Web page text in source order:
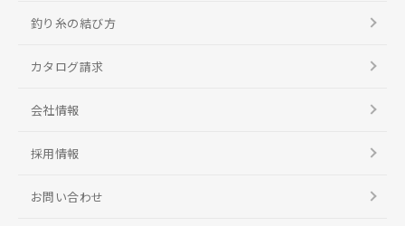
釣り糸の結び方
カタログ請求
会社情報
採用情報
お問い合わせ